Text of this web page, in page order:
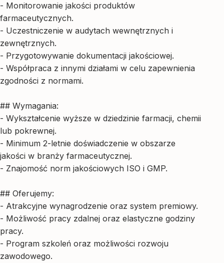
- Monitorowanie jakości produktów
farmaceutycznych.
- Uczestniczenie w audytach wewnętrznych i
zewnętrznych.
- Przygotowywanie dokumentacji jakościowej.
- Współpraca z innymi działami w celu zapewnienia
zgodności z normami.
## Wymagania:
- Wykształcenie wyższe w dziedzinie farmacji, chemii
lub pokrewnej.
- Minimum 2-letnie doświadczenie w obszarze
jakości w branży farmaceutycznej.
- Znajomość norm jakościowych ISO i GMP.
## Oferujemy:
- Atrakcyjne wynagrodzenie oraz system premiowy.
- Możliwość pracy zdalnej oraz elastyczne godziny
pracy.
- Program szkoleń oraz możliwości rozwoju
zawodowego.